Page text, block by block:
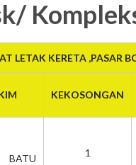
LETAK KERETA ,PASAR
KEKOSONGAN
1